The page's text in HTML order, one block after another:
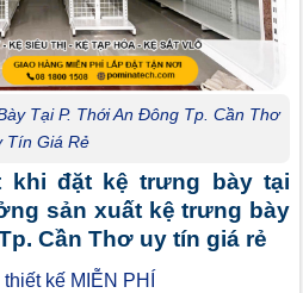
Tại P. Thới An Đông Tp. Cần Thơ
Tín Giá Rẻ
khi đặt kệ trưng bày tại
sản xuất kệ trưng bày
Cần Thơ uy tín giá rẻ
kế MIỄN PHÍ